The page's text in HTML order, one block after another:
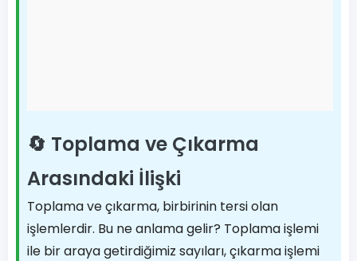
🔄 Toplama ve Çıkarma
Arasındaki İlişki
Toplama ve çıkarma, birbirinin tersi olan
işlemlerdir. Bu ne anlama gelir? Toplama işlemi
ile bir araya getirdiğimiz sayıları, çıkarma işlemi